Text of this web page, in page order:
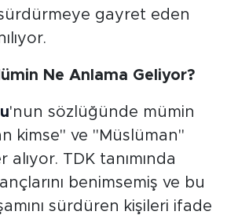
gayret eden
Ne Anlama Geliyor?
'nun sözlüğünde mümin
kimse" ve "Müslüman"
alıyor. TDK tanımında
benimsemiş ve bu
sürdüren kişileri ifade